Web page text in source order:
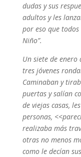
dudas y sus
adultos y les
por eso que
Niño”.
Un siete de enero
tres jóvenes
Caminaban y
puertas y salían
de viejas casas,
personas,
realizaba más
otras no menos
como le decían